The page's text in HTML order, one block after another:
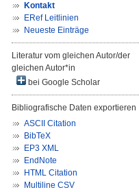
Kontakt
ERef Leitlinien
Neueste Einträge
Literatur vom gleichen Autor/der
gleichen Autor*in
bei Google Scholar
Bibliografische Daten exportieren
ASCII Citation
BibTeX
EP3 XML
EndNote
HTML Citation
Multiline CSV